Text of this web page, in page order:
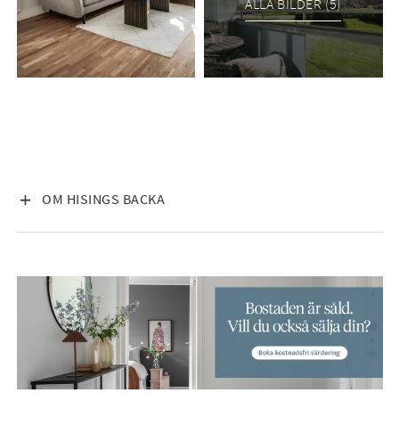
ALLA BILDER (5)
OM HISINGS BACKA
VISA INNEHÅLL